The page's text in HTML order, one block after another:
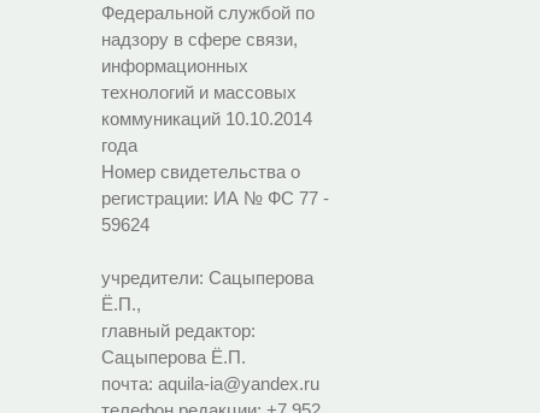
Федеральной службой по
надзору в сфере связи,
информационных
технологий и массовых
коммуникаций 10.10.2014
года
Номер свидетельства о
регистрации: ИА № ФС 77 -
59624
учредители: Сацыперова
Ё.П.,
главный редактор:
Сацыперова Ё.П.
почта: aquila-ia@yandex.ru